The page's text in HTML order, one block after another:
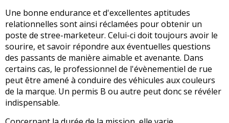
Une bonne endurance et d'excellentes aptitudes
relationnelles sont ainsi réclamées pour obtenir un
poste de stree-marketeur. Celui-ci doit toujours avoir le
sourire, et savoir répondre aux éventuelles questions
des passants de manière aimable et avenante. Dans
certains cas, le professionnel de l'évènementiel de rue
peut être amené à conduire des véhicules aux couleurs
de la marque. Un permis B ou autre peut donc se révéler
indispensable.